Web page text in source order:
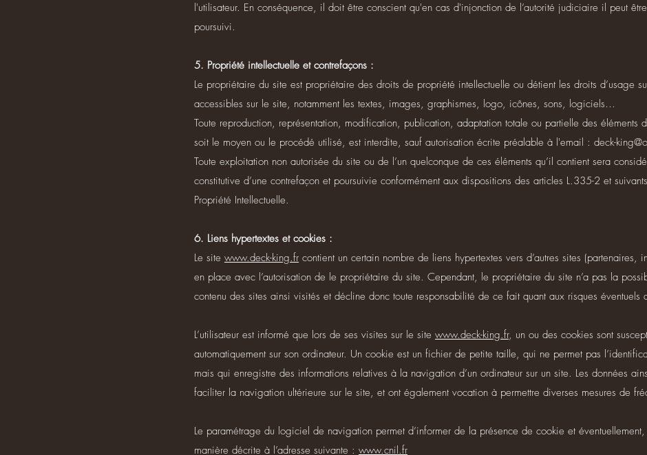
l'utilisateur. En conséquence, il doit être conscient qu'en cas d'injonction de l’autorité judiciaire il peut
poursuivi.
5. Propriété intellectuelle et contrefaçons :
Le propriétaire du site est propriétaire des droits de propriété intellectuelle ou détient les droits d’usage
accessibles sur le site, notamment les textes, images, graphismes, logo, icônes, sons, logiciels…
Toute reproduction, représentation, modification, publication, adaptation totale ou partielle des éléments
soit le moyen ou le procédé utilisé, est interdite, sauf autorisation écrite préalable à l'email : deck-
Toute exploitation non autorisée du site ou de l’un quelconque de ces éléments qu’il contient sera
constitutive d’une contrefaçon et poursuivie conformément aux dispositions des articles L.335-2 et
Propriété Intellectuelle.
6. Liens hypertextes et cookies :
Le site www.deck-king.fr contient un certain nombre de liens hypertextes vers d’autres sites (partenaires,
en place avec l’autorisation de le propriétaire du site. Cependant, le propriétaire du site n’a pas la
contenu des sites ainsi visités et décline donc toute responsabilité de ce fait quant aux risques éventuels
L’utilisateur est informé que lors de ses visites sur le site www.deck-king.fr, un ou des cookies sont
automatiquement sur son ordinateur. Un cookie est un fichier de petite taille, qui ne permet pas
mais qui enregistre des informations relatives à la navigation d’un ordinateur sur un site. Les données
faciliter la navigation ultérieure sur le site, et ont également vocation à permettre diverses mesures de
Le paramétrage du logiciel de navigation permet d’informer de la présence de cookie et
manière décrite à l’adresse suivante : www.cnil.fr